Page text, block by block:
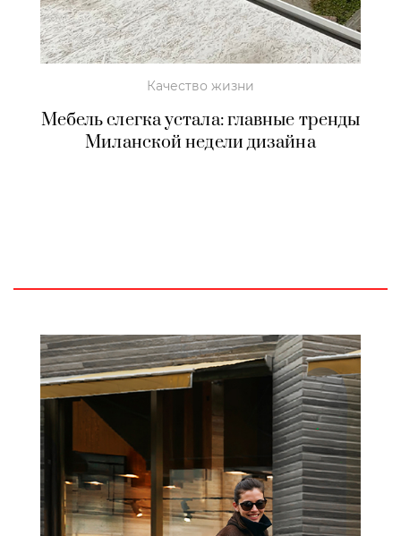
Качество жизни
Мебель слегка устала: главные тренды
Миланской недели дизайна